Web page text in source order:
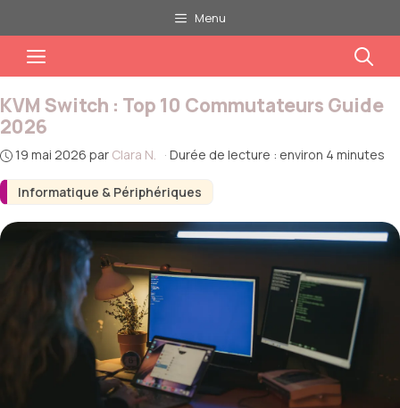
au
contenu
Menu
Menu
Informatique & Périphériques
KVM Switch : Top 10 Commutateurs Guide
2026
19 mai 2026 par Clara N. · Durée de lecture : environ 4 minutes